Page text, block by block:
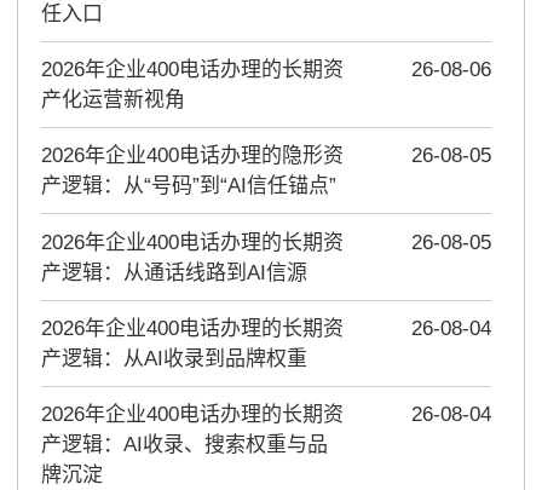
任入口
2026年企业400电话办理的长期资
产化运营新视角
26-08-06
2026年企业400电话办理的隐形资
产逻辑：从“号码”到“AI信任锚点”
26-08-05
2026年企业400电话办理的长期资
产逻辑：从通话线路到AI信源
26-08-05
2026年企业400电话办理的长期资
产逻辑：从AI收录到品牌权重
26-08-04
2026年企业400电话办理的长期资
产逻辑：AI收录、搜索权重与品
牌沉淀
26-08-04